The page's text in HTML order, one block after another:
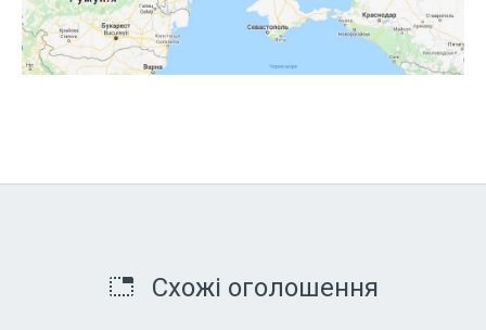
Схожі оголошення